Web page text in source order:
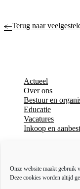
Onze website maakt gebruik
Deze cookies worden altijd
Terug naar
Actueel
Over ons
Bestuur en
Educatie
Vacatures
Inkoop en
Webarchief